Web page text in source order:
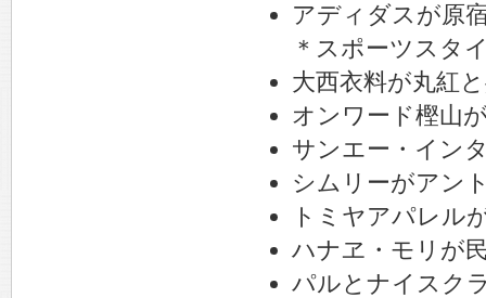
アディダスが原
＊スポーツスタ
大西衣料が丸紅
オンワード樫山
サンエー・イン
シムリーがアン
トミヤアパレル
ハナヱ・モリが
パルとナイスク